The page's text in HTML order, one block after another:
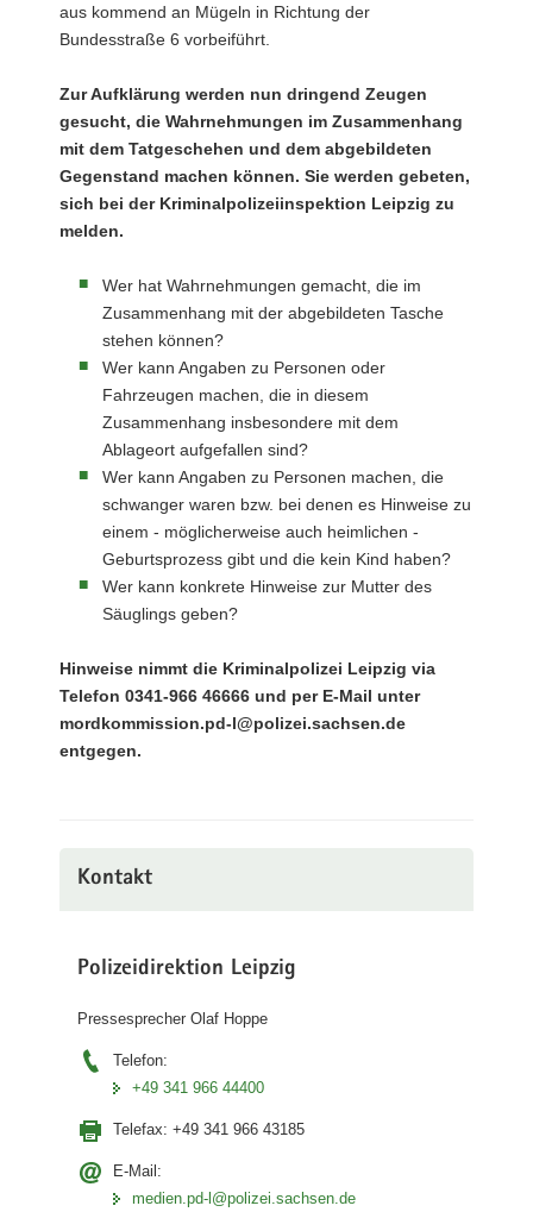
aus kommend an Mügeln in Richtung der
Bundesstraße 6 vorbeiführt.
Zur Aufklärung werden nun dringend Zeugen
gesucht, die Wahrnehmungen im Zusammenhang
mit dem Tatgeschehen und dem abgebildeten
Gegenstand machen können. Sie werden gebeten,
sich bei der Kriminalpolizeiinspektion Leipzig zu
melden.
Wer hat Wahrnehmungen gemacht, die im
Zusammenhang mit der abgebildeten Tasche
stehen können?
Wer kann Angaben zu Personen oder
Fahrzeugen machen, die in diesem
Zusammenhang insbesondere mit dem
Ablageort aufgefallen sind?
Wer kann Angaben zu Personen machen, die
schwanger waren bzw. bei denen es Hinweise zu
einem - möglicherweise auch heimlichen -
Geburtsprozess gibt und die kein Kind haben?
Wer kann konkrete Hinweise zur Mutter des
Säuglings geben?
Hinweise nimmt die Kriminalpolizei Leipzig via
Telefon 0341-966 46666 und per E-Mail unter
mordkommission.pd-l@polizei.sachsen.de
entgegen.
Kontakt
Polizeidirektion Leipzig
Pressesprecher Olaf Hoppe
Telefon:
+49 341 966 44400
Telefax: +49 341 966 43185
E-Mail:
medien.pd-l@polizei.sachsen.de